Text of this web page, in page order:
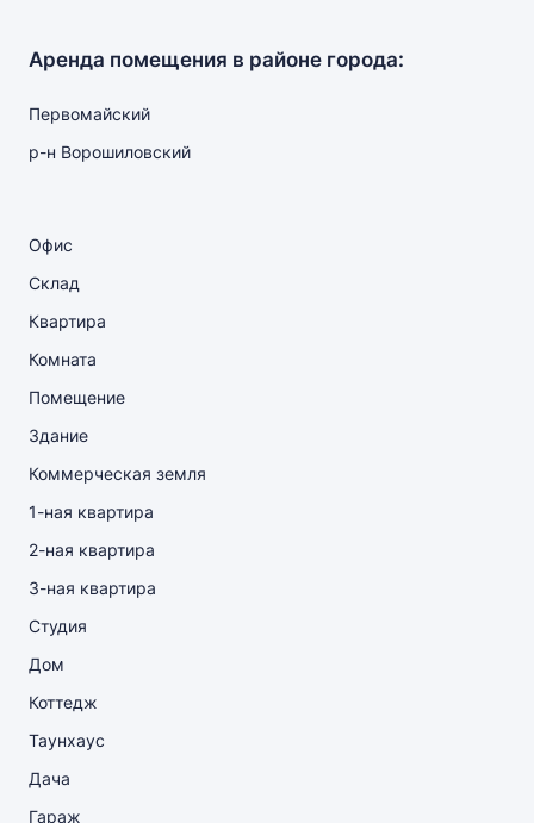
Аренда помещения в районе города:
Первомайский
р-н Ворошиловский
Офис
Склад
Квартира
Комната
Помещение
Здание
Коммерческая земля
1-ная квартира
2-ная квартира
3-ная квартира
Студия
Дом
Коттедж
Таунхаус
Дача
Гараж